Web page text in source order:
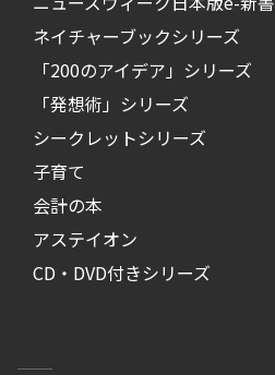
ネイチャーブックシリーズ
「200のアイデア」シリーズ
「発想術」シリーズ
シークレットシリーズ
子育て
会計の本
アステイオン
CD・DVD付きシリーズ